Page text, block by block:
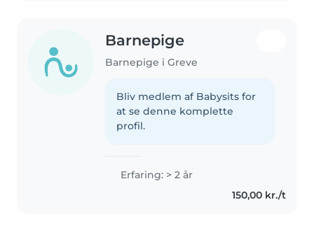
Barnepige
Barnepige i Greve
Bliv medlem af Babysits for
at se denne komplette
profil.
Erfaring: > 2 år
150,00 kr./t